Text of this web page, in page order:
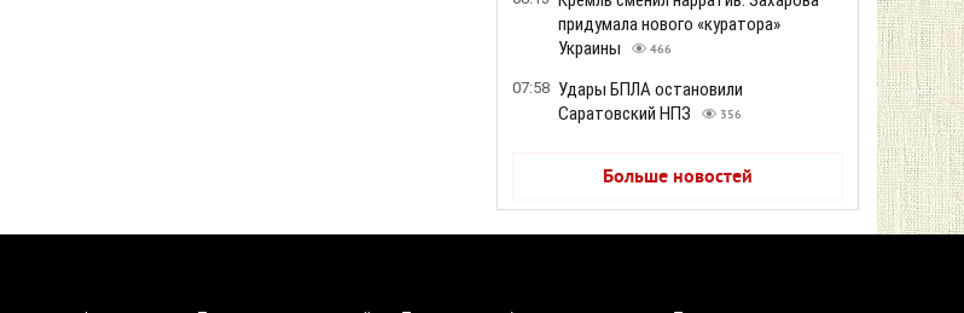
придумала нового «куратора»
Украины
466
07:58 Удары БПЛА остановили
Саратовский НПЗ
356
Больше новостей